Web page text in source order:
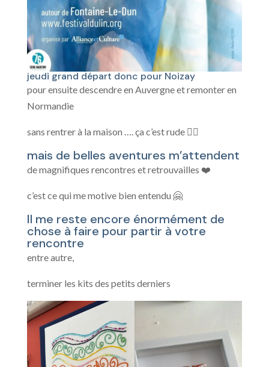
jeudi grand départ donc pour Noizay
pour ensuite descendre en Auvergne et remonter en
Normandie
sans rentrer à la maison …. ça c’est rude 😵‍💫
mais de belles aventures m’attendent
de magnifiques rencontres et retrouvailles ❤️
c’est ce qui me motive bien entendu 🤗
Il me reste encore énormément de
chose à faire pour partir à votre
rencontre
entre autre,
terminer les kits des petits derniers